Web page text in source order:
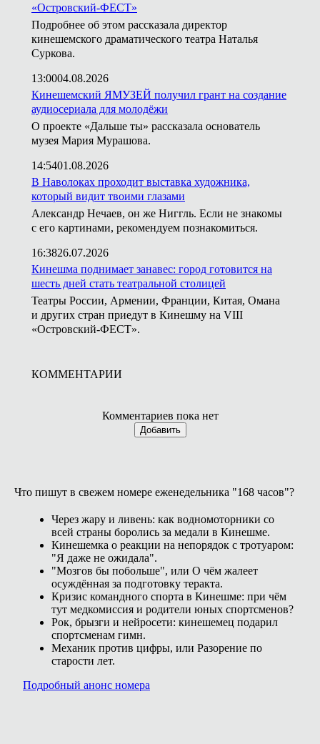
«Островский-ФЕСТ»
Подробнее об этом рассказала директор
кинешемского драматического театра Наталья
Суркова.
13:0004.08.2026
Кинешемский ЯМУЗЕЙ получил грант на создание
аудиосериала для молодёжи
О проекте «Дальше ты» рассказала основатель
музея Мария Мурашова.
14:5401.08.2026
В Наволоках проходит выставка художника,
который видит твоими глазами
Александр Нечаев, он же Ниггль. Если не знакомы
с его картинами, рекомендуем познакомиться.
16:3826.07.2026
Кинешма поднимает занавес: город готовится на
шесть дней стать театральной столицей
Театры России, Армении, Франции, Китая, Омана
и других стран приедут в Кинешму на VIII
«Островский-ФЕСТ».
КОММЕНТАРИИ
Комментариев пока нет
Добавить
Что пишут в свежем номере еженедельника "168 часов"?
Через жару и ливень: как водномоторники со
всей страны боролись за медали в Кинешме.
Кинешемка о реакции на непорядок с тротуаром:
"Я даже не ожидала".
"Мозгов бы побольше", или О чём жалеет
осуждённая за подготовку теракта.
Кризис командного спорта в Кинешме: при чём
тут медкомиссия и родители юных спортсменов?
Рок, брызги и нейросети: кинешемец подарил
спортсменам гимн.
Механик против цифры, или Разорение по
старости лет.
Подробный анонс номера